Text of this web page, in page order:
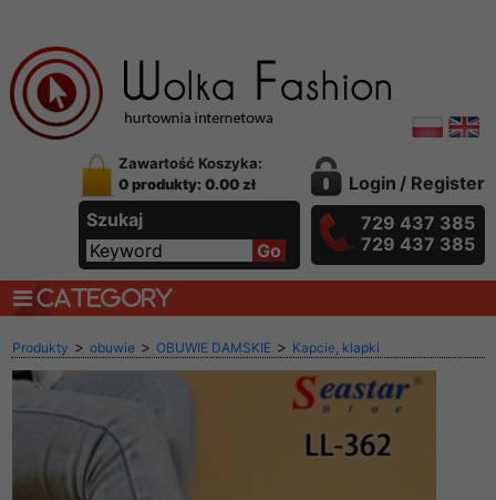
Zawartość Koszyka:
0 produkty: 0.00 zł
Szukaj
Login / Register
729 437 385
729 437 385
CATEGORY
Produkty > obuwie > OBUWIE DAMSKIE > Kapcie, klapki